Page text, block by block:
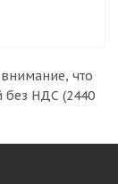
что
без НДС (2440